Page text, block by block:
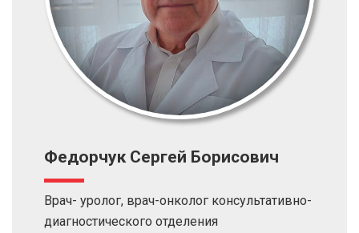
Федорчук Сергей Борисович
Врач- уролог, врач-онколог консультативно-
диагностического отделения